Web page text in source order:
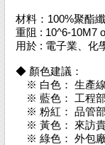
材料：100%聚酯
重阻 : 10^6-10M7
用於 : 電子業、化
◆ 顏色建議：
※ 白色： 生產線
※ 藍色： 工程部
※ 粉紅： 品管部
※ 黃色： 來訪
※ 綠色： 外包廠